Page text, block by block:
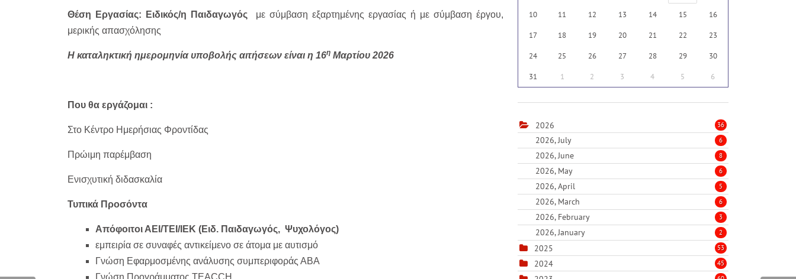
Θέση Εργασίας: Ειδικός/η Παιδαγωγός
με σύμβαση εξαρτημένης εργασίας ή με σύμβαση έργου,
μερικής απασχόλησης
Η καταληκτική ημερομηνία υποβολής αιτήσεων είναι η 16η Μαρτίου 2026
Που θα εργάζομαι :
Στο Κέντρο Ημερήσιας Φροντίδας
Πρώιμη παρέμβαση
Ενισχυτική διδασκαλία
Τυπικά Προσόντα
Απόφοιτοι ΑΕΙ/ΤΕΙ/ΙΕΚ (Ειδ. Παιδαγωγός, Ψυχολόγος)
εμπειρία σε συναφές αντικείμενο σε άτομα με αυτισμό
Γνώση Εφαρμοσμένης ανάλυσης συμπεριφοράς ΑΒΑ
Γνώση Προγράμματος ΤΕΑCCH
10 11 12 13 14 15 16
17 18 19 20 21 22 23
24 25 26 27 28 29 30
31 1 2 3 4 5 6
2026 36
2026, July 6
2026, June 8
2026, May 6
2026, April 5
2026, March 6
2026, February 3
2026, January 2
2025 53
2024 45